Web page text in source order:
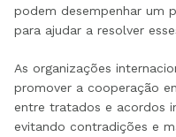
podem desempenhar um
para ajudar a resolver
As organizações
promover a cooperação
entre tratados e acordos
evitando contradições e